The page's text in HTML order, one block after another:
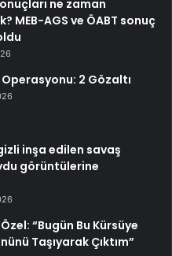
ne zaman
MEB-AGS ve ÖABT sonuç
2 Gözaltı
inşa edilen savaş
görüntülerine
“Bugün Bu Kürsüye
Taşıyarak Çıktım”